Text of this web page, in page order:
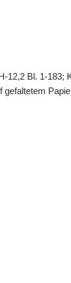
12,2 Bl. 1-183;